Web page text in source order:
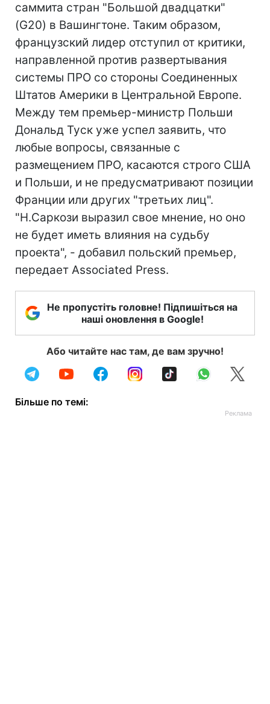
саммита стран "Большой двадцатки"
(G20) в Вашингтоне. Таким образом,
французский лидер отступил от критики,
направленной против развертывания
системы ПРО со стороны Соединенных
Штатов Америки в Центральной Европе.
Между тем премьер-министр Польши
Дональд Туск уже успел заявить, что
любые вопросы, связанные с
размещением ПРО, касаются строго США
и Польши, и не предусматривают позиции
Франции или других "третьих лиц".
"Н.Саркози выразил свое мнение, но оно
не будет иметь влияния на судьбу
проекта", - добавил польский премьер,
передает Associated Press.
Не пропустіть головне! Підпишіться на
наші оновлення в Google!
Або читайте нас там, де вам зручно!
Більше по темі: